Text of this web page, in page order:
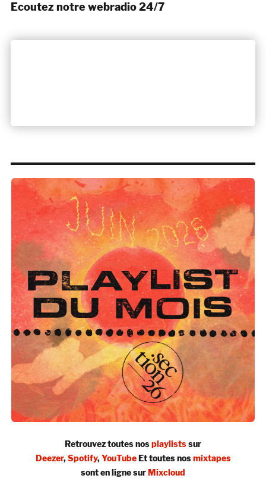
Ecoutez notre webradio 24/7
Retrouvez toutes nosplaylistssur
Deezer,Spotify,YouTubeEt toutes nosmixtapes
sont en ligne surMixcloud